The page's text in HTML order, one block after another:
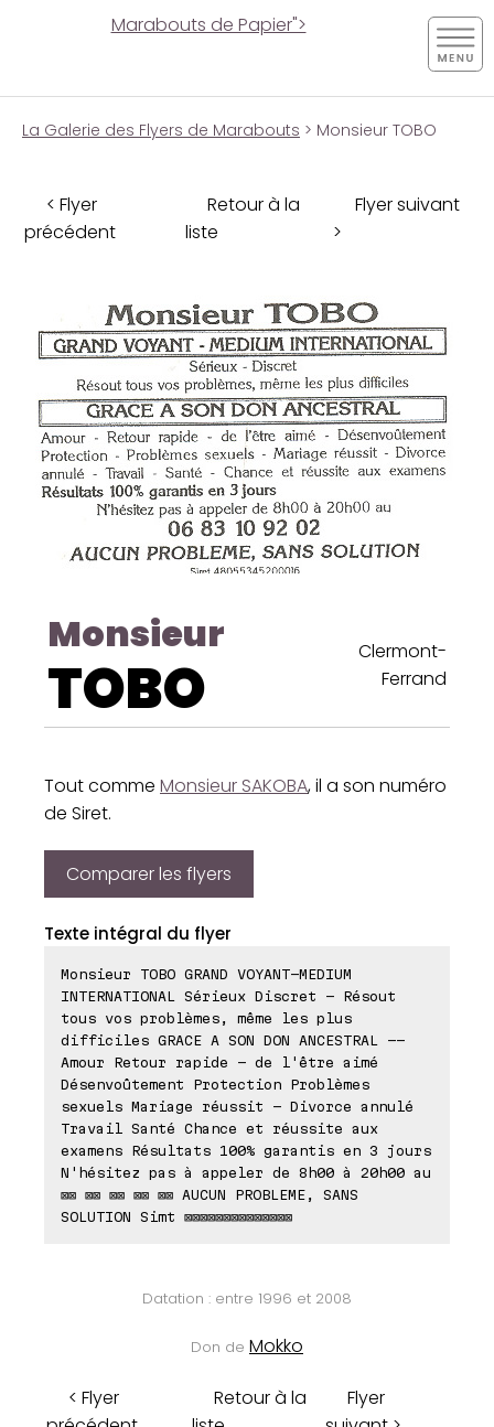
Marabouts de Papier">
La Galerie des Flyers de Marabouts > Monsieur TOBO
< Flyer
précédent
Retour à la
liste
Flyer suivant
>
Monsieur
TOBO
Clermont-
Ferrand
Tout comme Monsieur SAKOBA, il a son numéro
de Siret.
Comparer les flyers
Texte intégral du flyer
Monsieur TOBO GRAND VOYANT-MEDIUM
INTERNATIONAL Sérieux Discret - Résout
tous vos problèmes, même les plus
difficiles GRACE A SON DON ANCESTRAL --
Amour Retour rapide - de l'être aimé
Désenvoûtement Protection Problèmes
sexuels Mariage réussit - Divorce annulé
Travail Santé Chance et réussite aux
examens Résultats 100% garantis en 3 jours
N'hésitez pas à appeler de 8h00 à 20h00 au
⊠⊠ ⊠⊠ ⊠⊠ ⊠⊠ ⊠⊠ AUCUN PROBLEME, SANS
SOLUTION Simt ⊠⊠⊠⊠⊠⊠⊠⊠⊠⊠⊠⊠⊠⊠
Datation : entre 1996 et 2008
Don de Mokko
< Flyer
Retour à la
Flyer